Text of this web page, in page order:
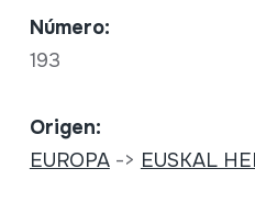
Número:
193
Origen:
EUROPA-> EUSKAL